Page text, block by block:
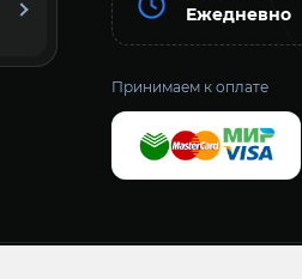
Ежедневно
Принимаем к оплате